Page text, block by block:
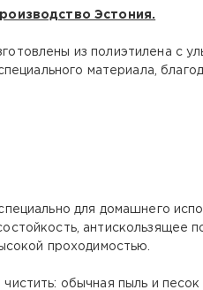
Эстония.
из полиэтилена с
материала,
для домашнего
антискользящее
проходимостью.
чистить: обычная пыль и